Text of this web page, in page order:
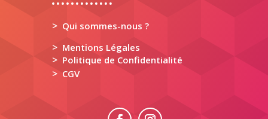
> Qui sommes-nous ?
> Mentions Légales
> Politique de Confidentialité
> CGV